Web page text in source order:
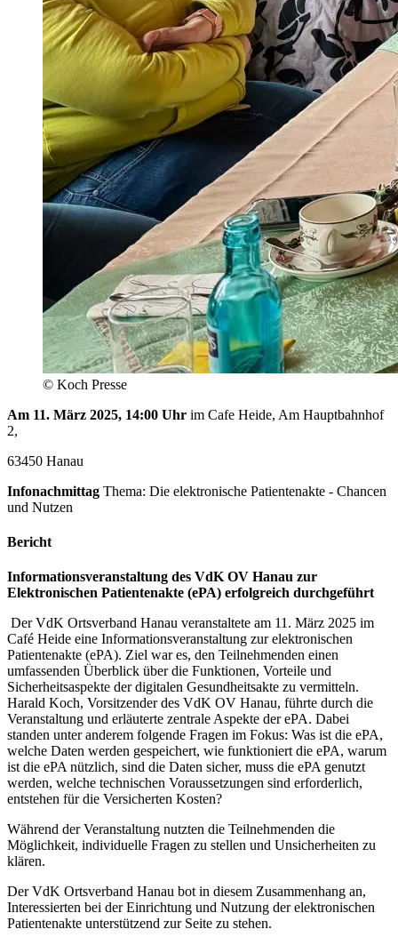
© Koch Presse
Am 11. März 2025, 14:00 Uhr im Cafe Heide, Am Hauptbahnhof
2,
63450 Hanau
Infonachmittag Thema: Die elektronische Patientenakte - Chancen
und Nutzen
Bericht
Informationsveranstaltung des VdK OV Hanau zur
Elektronischen Patientenakte (ePA) erfolgreich durchgeführt
Der VdK Ortsverband Hanau veranstaltete am 11. März 2025 im
Café Heide eine Informationsveranstaltung zur elektronischen
Patientenakte (ePA). Ziel war es, den Teilnehmenden einen
umfassenden Überblick über die Funktionen, Vorteile und
Sicherheitsaspekte der digitalen Gesundheitsakte zu vermitteln.
Harald Koch, Vorsitzender des VdK OV Hanau, führte durch die
Veranstaltung und erläuterte zentrale Aspekte der ePA. Dabei
standen unter anderem folgende Fragen im Fokus: Was ist die ePA,
welche Daten werden gespeichert, wie funktioniert die ePA, warum
ist die ePA nützlich, sind die Daten sicher, muss die ePA genutzt
werden, welche technischen Voraussetzungen sind erforderlich,
entstehen für die Versicherten Kosten?
Während der Veranstaltung nutzten die Teilnehmenden die
Möglichkeit, individuelle Fragen zu stellen und Unsicherheiten zu
klären.
Der VdK Ortsverband Hanau bot in diesem Zusammenhang an,
Interessierten bei der Einrichtung und Nutzung der elektronischen
Patientenakte unterstützend zur Seite zu stehen.